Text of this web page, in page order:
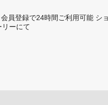
会員登録で24時間ご利用可能 シ
ーにて